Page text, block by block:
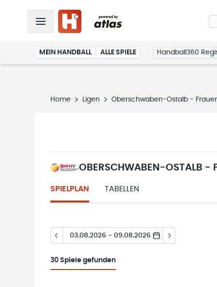
MEIN HANDBALL ALLE SPIELE Handball360
Home Ligen Oberschwaben-Ostalb -
OBERSCHWABEN-OSTALB -
SPIELPLAN TABELLEN
03.08.2026 - 09.08.2026
30 Spiele gefunden